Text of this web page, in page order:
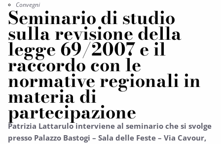
Convegni
Seminario di studio
sulla revisione della
legge 69/2007 e il
raccordo con le
normative regionali in
materia di
partecipazione
Patrizia Lattarulo interviene al seminario che si svolge
presso Palazzo Bastogi – Sala delle Feste – Via Cavour,